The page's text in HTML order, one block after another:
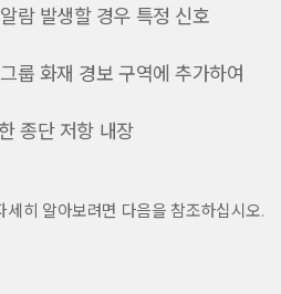
람 발생할 경우 특정 신호
룹 화재 경보 구역에 추가하여
종단 저항 내장
세히 알아보려면 다음을 참조하십시오.